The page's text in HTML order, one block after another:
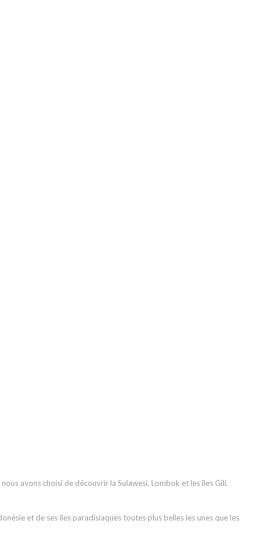
avons choisi de découvrir la Sulawesi, Lombok et les îles Gili.
et de ses îles paradisiaques toutes plus belles les unes que les